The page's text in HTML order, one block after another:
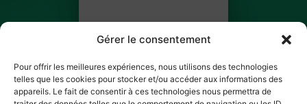
Gérer le consentement
Pour offrir les meilleures expériences, nous utilisons des technologies
telles que les cookies pour stocker et/ou accéder aux informations des
appareils. Le fait de consentir à ces technologies nous permettra de